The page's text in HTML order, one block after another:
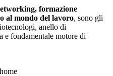
formazione
al mondo del lavoro, sono gli
anello di
e fondamentale motore di